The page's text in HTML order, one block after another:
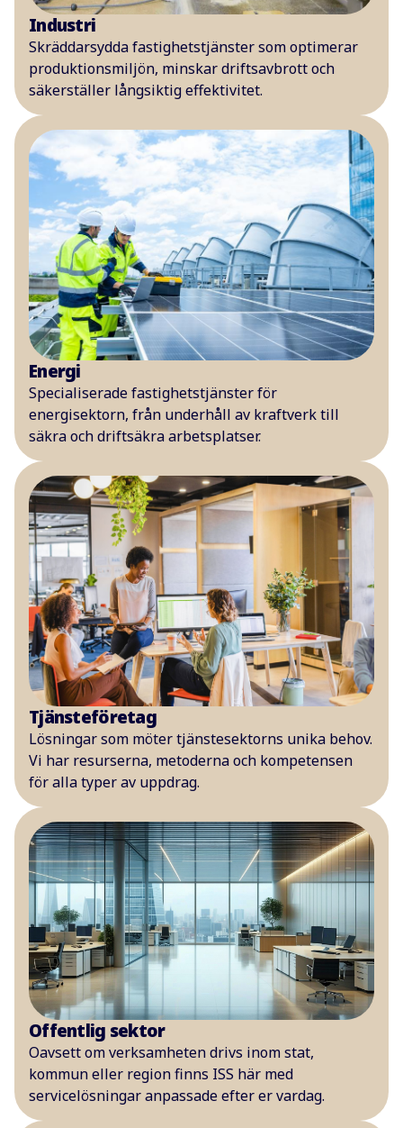
Industri
Skräddarsydda fastighetstjänster som optimerar
produktionsmiljön, minskar driftsavbrott och
säkerställer långsiktig effektivitet.
Energi
Specialiserade fastighetstjänster för
energisektorn, från underhåll av kraftverk till
säkra och driftsäkra arbetsplatser.
Tjänsteföretag
Lösningar som möter tjänstesektorns unika behov.
Vi har resurserna, metoderna och kompetensen
för alla typer av uppdrag.
Offentlig sektor
Oavsett om verksamheten drivs inom stat,
kommun eller region finns ISS här med
servicelösningar anpassade efter er vardag.